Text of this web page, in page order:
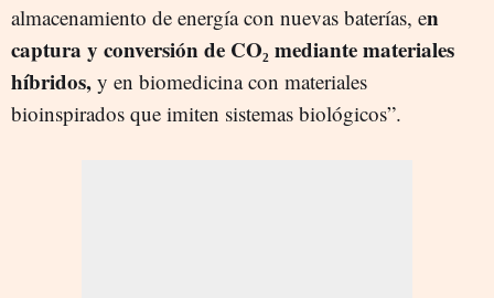
almacenamiento de energía con nuevas baterías, en
captura y conversión de CO₂ mediante materiales
híbridos, y en biomedicina con materiales
bioinspirados que imiten sistemas biológicos”.